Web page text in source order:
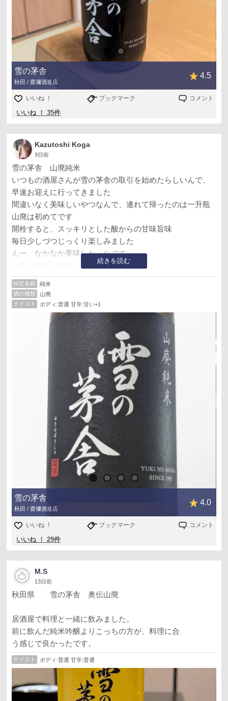
素晴らしい日本酒に出会えた夏の日の夜🎆
雪の茅舎
秋田 / 齋彌酒造店
4.5
いいね ！ ブックマーク コメント
いいね ！ 35件
Kazutoshi Koga
9日前
続きを読む
雪の茅舎 山廃純米
いつもの酒屋さんが雪の茅舎の取引を始めたらしいんで、
早速お迎えに行ってきました
間違いなく美味しいやつなんで、連れて帰ったのは一升瓶
山廃は初めてです
開栓すると、スッキリとした酸からの甘味旨味
毎日少しづつじっくり楽しみました
んー、なかなか美味しかったです
精米歩合65%、アルコール分16度
いつものＫ酒店にて
特定名称
純米
酒の種類
山廃
テイスト
ボディ:普通 甘辛:甘い+1
雪の茅舎
秋田 / 齋彌酒造店
4.0
いいね ！ ブックマーク コメント
いいね ！ 29件
M.S
13日前
秋田県 雪の茅舎 奥伝山廃
居酒屋で料理と一緒に飲みました。
前に飲んだ純米吟醸よりこっちの方が、料理に合
う感じで良かったです。
テイスト ボディ:普通 甘辛:普通